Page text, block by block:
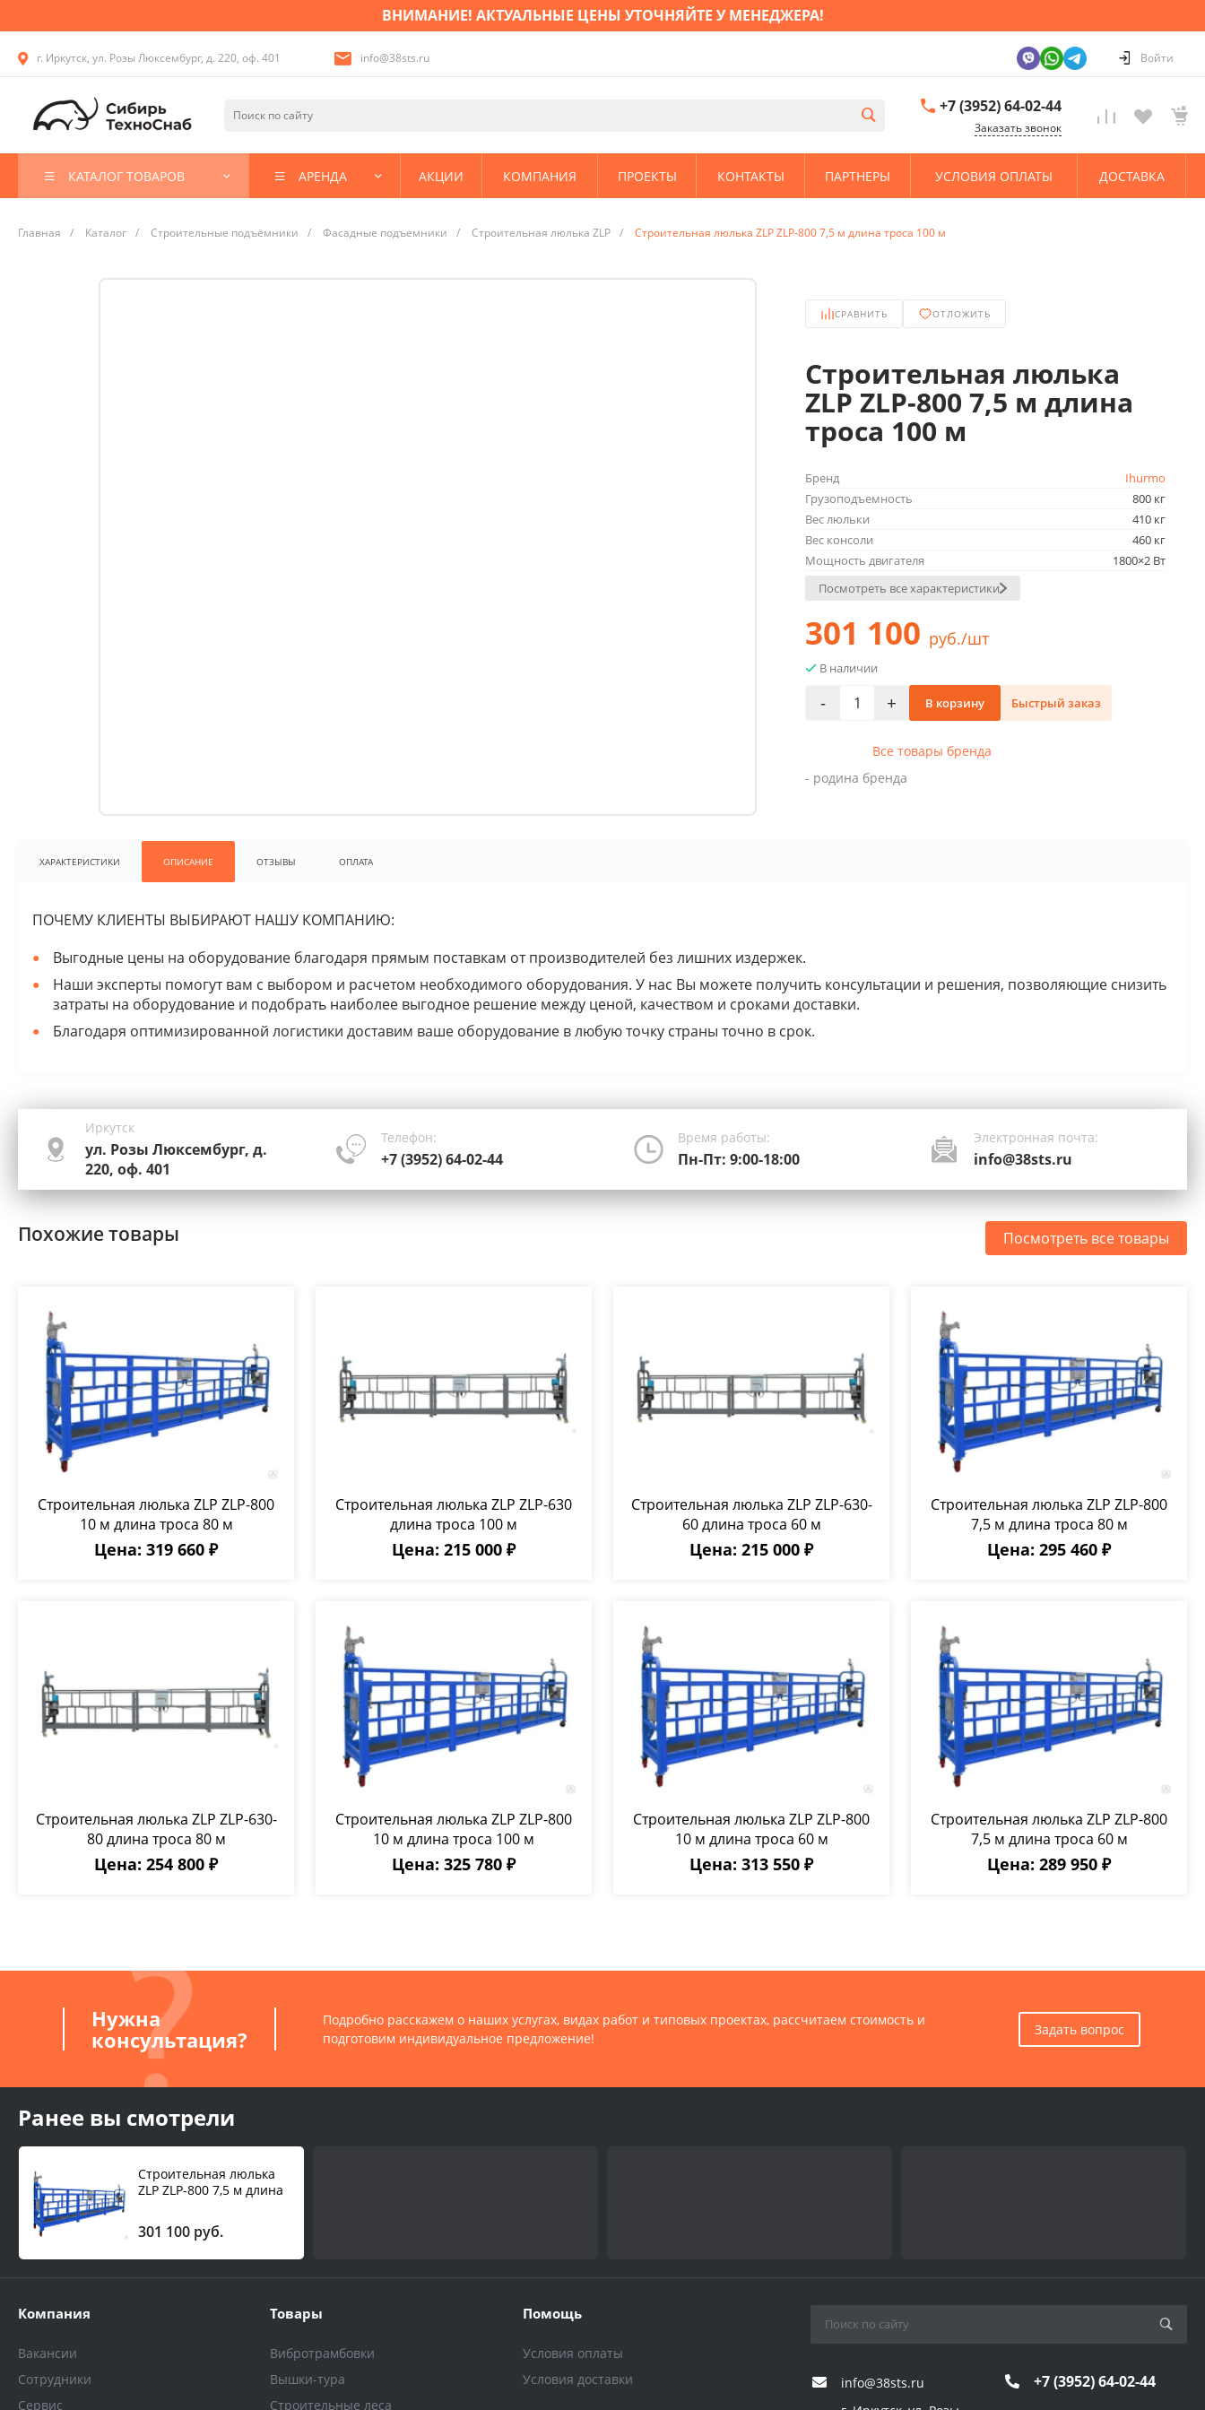
ВНИМАНИЕ! АКТУАЛЬНЫЕ ЦЕНЫ УТОЧНЯЙТЕ У МЕНЕДЖЕРА!
г. Иркутск, ул. Розы Люксембург, д. 220, оф. 401 info@38sts.ru Войти
+7 (3952) 64-02-44
Заказать звонок
КАТАЛОГ ТОВАРОВ АРЕНДА АКЦИИ КОМПАНИЯ ПРОЕКТЫ КОНТАКТЫ ПАРТНЕРЫ УСЛОВИЯ ОПЛАТЫ ДОСТАВКА
Главная / Каталог / Строительные подъёмники / Фасадные подъемники / Строительная люлька ZLP / Строительная люлька ZLP ZLP-800 7,5 м длина троса 100 м
СРАВНИТЬ ОТЛОЖИТЬ
Строительная люлька
ZLP ZLP-800 7,5 м длина
троса 100 м
Бренд
Ihurmo
Грузоподъемность
800 кг
Вес люльки
410 кг
Вес консоли
460 кг
Мощность двигателя
1800×2 Вт
Посмотреть все характеристики
301 100 руб./шт
В наличии
- + В корзину Быстрый заказ
Все товары бренда
- родина бренда
ХАРАКТЕРИСТИКИ ОПИСАНИЕ ОТЗЫВЫ ОПЛАТА
ПОЧЕМУ КЛИЕНТЫ ВЫБИРАЮТ НАШУ КОМПАНИЮ:
Выгодные цены на оборудование благодаря прямым поставкам от производителей без лишних издержек.
Наши эксперты помогут вам с выбором и расчетом необходимого оборудования. У нас Вы можете получить консультации и решения, позволяющие снизить
затраты на оборудование и подобрать наиболее выгодное решение между ценой, качеством и сроками доставки.
Благодаря оптимизированной логистики доставим ваше оборудование в любую точку страны точно в срок.
Иркутск
ул. Розы Люксембург, д.
220, оф. 401
Телефон:
+7 (3952) 64-02-44
Время работы:
Пн-Пт: 9:00-18:00
Электронная почта:
info@38sts.ru
Похожие товары Посмотреть все товары
Строительная люлька ZLP ZLP-800
10 м длина троса 80 м
Цена: 319 660 ₽
Строительная люлька ZLP ZLP-630
длина троса 100 м
Цена: 215 000 ₽
Строительная люлька ZLP ZLP-630-
60 длина троса 60 м
Цена: 215 000 ₽
Строительная люлька ZLP ZLP-800
7,5 м длина троса 80 м
Цена: 295 460 ₽
Строительная люлька ZLP ZLP-630-
80 длина троса 80 м
Цена: 254 800 ₽
Строительная люлька ZLP ZLP-800
10 м длина троса 100 м
Цена: 325 780 ₽
Строительная люлька ZLP ZLP-800
10 м длина троса 60 м
Цена: 313 550 ₽
Строительная люлька ZLP ZLP-800
7,5 м длина троса 60 м
Цена: 289 950 ₽
Нужна
консультация?
Подробно расскажем о наших услугах, видах работ и типовых проектах, рассчитаем стоимость и
подготовим индивидуальное предложение!
Задать вопрос
Ранее вы смотрели
Строительная люлька
ZLP ZLP-800 7,5 м длина
301 100 руб.
Компания
Вакансии
Сотрудники
Сервис
Товары
Вибротрамбовки
Вышки-тура
Строительные леса
Помощь
Условия оплаты
Условия доставки
info@38sts.ru +7 (3952) 64-02-44